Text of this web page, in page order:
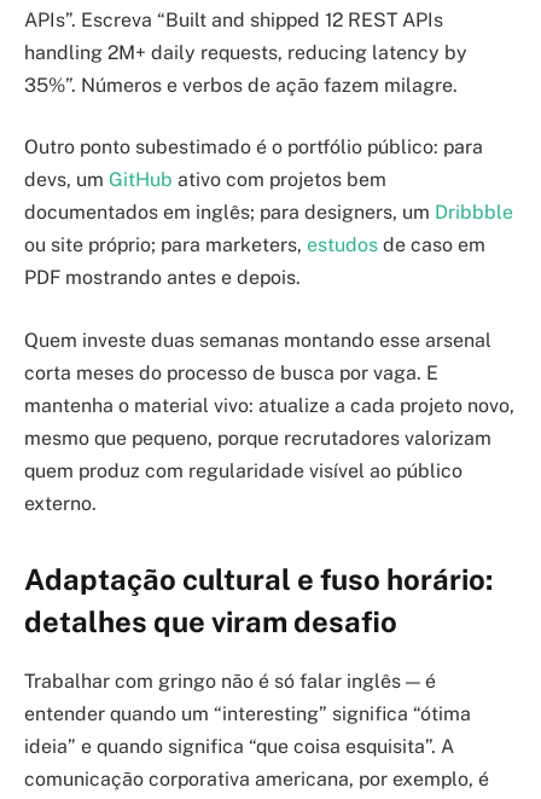
APIs”. Escreva “Built and shipped 12 REST APIs
handling 2M+ daily requests, reducing latency by
35%”. Números e verbos de ação fazem milagre.
Outro ponto subestimado é o portfólio público: para
devs, um GitHub ativo com projetos bem
documentados em inglês; para designers, um Dribbble
ou site próprio; para marketers, estudos de caso em
PDF mostrando antes e depois.
Quem investe duas semanas montando esse arsenal
corta meses do processo de busca por vaga. E
mantenha o material vivo: atualize a cada projeto novo,
mesmo que pequeno, porque recrutadores valorizam
quem produz com regularidade visível ao público
externo.
Adaptação cultural e fuso horário:
detalhes que viram desafio
Trabalhar com gringo não é só falar inglês — é
entender quando um “interesting” significa “ótima
ideia” e quando significa “que coisa esquisita”. A
comunicação corporativa americana, por exemplo, é